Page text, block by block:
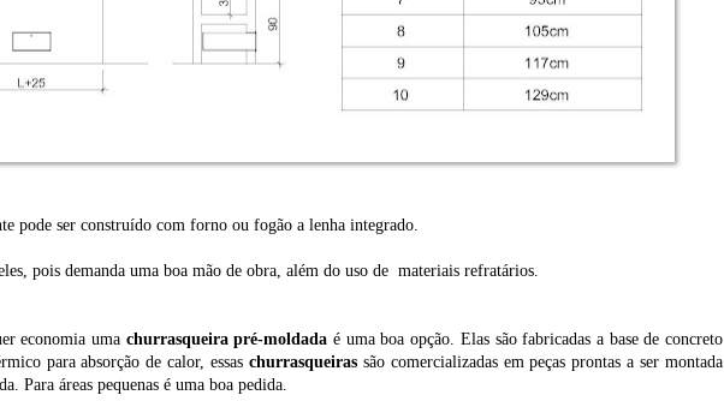
pode ser construído com forno ou fogão a lenha integrado.
pois demanda uma boa mão de obra, além do uso de materiais refratários.
economia uma churrasqueira pré-moldada é uma boa opção. Elas são fabricadas a base de concreto
para absorção de calor, essas churrasqueirassão comercializadas em peças prontas a ser montada
Para áreas pequenas é uma boa pedida.